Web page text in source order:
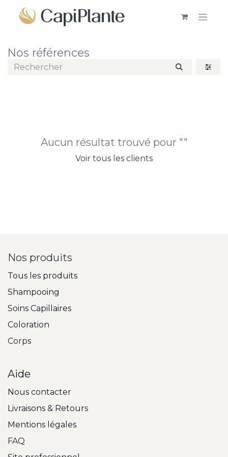
Nos références
Aucun résultat trouvé pour ""
Voir tous les clients
Nos produits
Tous les produits
Shampooing
Soins Capillaires
Coloration
Corps
Aide
Nous contacter
Livraisons & Retours
Mentions légales
FAQ